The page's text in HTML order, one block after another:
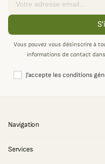
Vous pouvez vous désinscrire à
informations de contact
J'accepte les conditions
Navigation
Services